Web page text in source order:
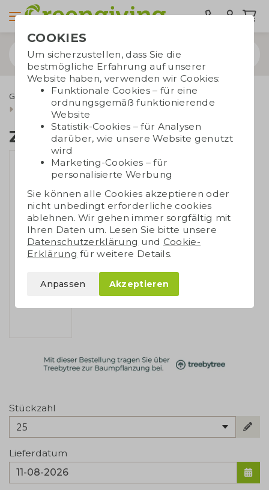
Grüne Werbegeschenke
Blumensamen & Blumentöpfe
Zuchtset Salat
Zuchtset Salat
Stückzahl
25
Lieferdatum
COOKIES
Um sicherzustellen, dass Sie die
bestmögliche Erfahrung auf unserer
Website haben, verwenden wir Cookies:
Funktionale Cookies – für eine
ordnungsgemäß funktionierende
Website
Statistik-Cookies – für Analysen
darüber, wie unsere Website genutzt
wird
Marketing-Cookies – für
personalisierte Werbung
Sie können alle Cookies akzeptieren oder
nicht unbedingt erforderliche cookies
ablehnen. Wir gehen immer sorgfältig mit
Ihren Daten um. Lesen Sie bitte unsere
Datenschutzerklärung und Cookie-
Erklärung für weitere Details.
Anpassen Akzeptieren